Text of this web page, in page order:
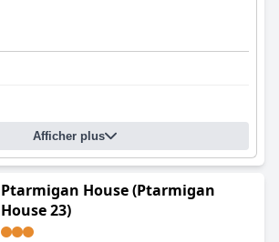
Afficher plus
Ptarmigan House (Ptarmigan
House 23)